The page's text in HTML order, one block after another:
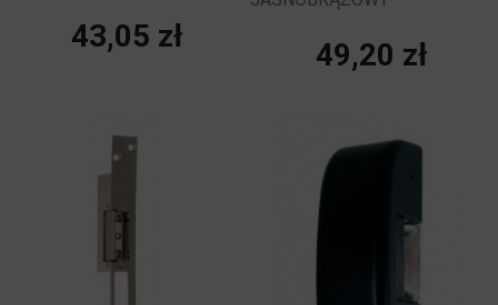
Cena
43,05 zł Cena
49,20 zł